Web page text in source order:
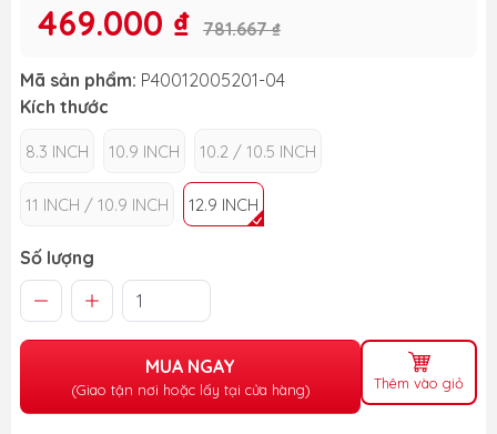
469.000 ₫ 781.667 ₫
Mã sản phẩm: P40012005201-04
Kích thước
8.3 INCH 10.9 INCH 10.2 / 10.5 INCH
11 INCH / 10.9 INCH 12.9 INCH
Số lượng
MUA NGAY
(Giao tận nơi hoặc lấy tại cửa hàng) Thêm vào giỏ